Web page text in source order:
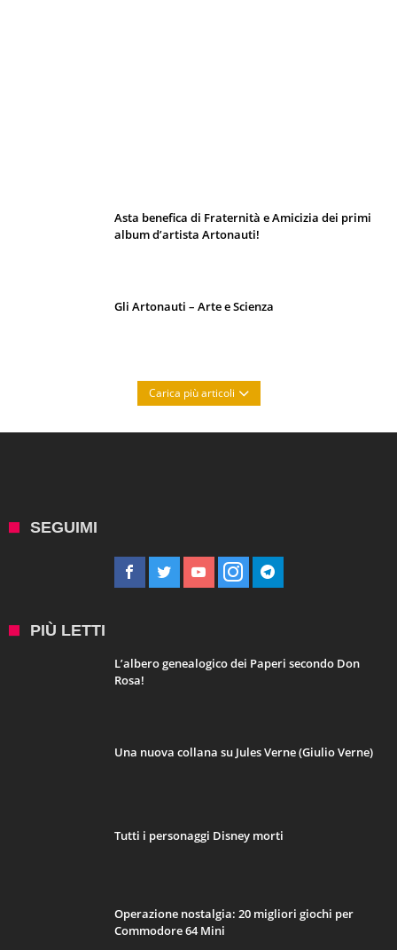
Asta benefica di Fraternità e Amicizia dei primi
album d’artista Artonauti!
Gli Artonauti – Arte e Scienza
Carica più articoli
SEGUIMI
PIÙ LETTI
L’albero genealogico dei Paperi secondo Don
Rosa!
Una nuova collana su Jules Verne (Giulio Verne)
Tutti i personaggi Disney morti
Operazione nostalgia: 20 migliori giochi per
Commodore 64 Mini